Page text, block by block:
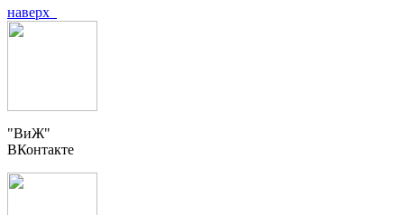
наверх
"ВиЖ"
ВКонтакте